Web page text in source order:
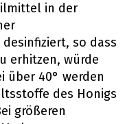
in der
so dass
erhitzen, würde
über 40° werden
des Honigs
größeren